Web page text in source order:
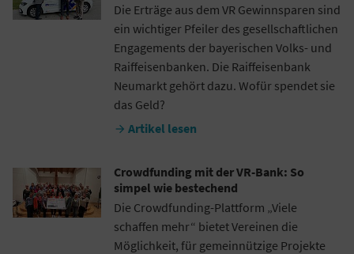
Die Erträge aus dem VR Gewinnsparen sind
ein wichtiger Pfeiler des gesellschaftlichen
Engagements der bayerischen Volks- und
Raiffeisenbanken. Die Raiffeisenbank
Neumarkt gehört dazu. Wofür spendet sie
das Geld?
 Artikel lesen
Crowdfunding mit der VR-Bank: So
simpel wie bestechend
Die Crowdfunding-Plattform „Viele
schaffen mehr“ bietet Vereinen die
Möglichkeit, für gemeinnützige Projekte